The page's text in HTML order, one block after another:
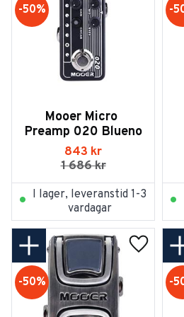
Mooer Micro
Preamp 020 Blueno
843 kr
1 686kr
50%
I lager, leveranstid 1-3
vardagar
50%
Lägg till